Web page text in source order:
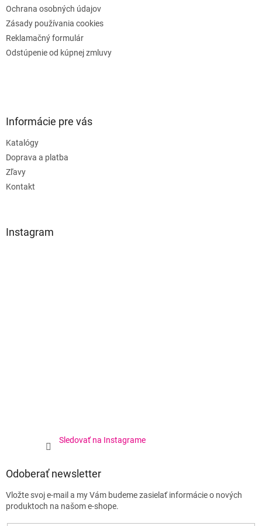
Ochrana osobných údajov
Zásady používania cookies
Reklamačný formulár
Odstúpenie od kúpnej zmluvy
Informácie pre vás
Katalógy
Doprava a platba
Zľavy
Kontakt
Instagram
Sledovať na Instagrame
Odoberať newsletter
Vložte svoj e-mail a my Vám budeme zasielať informácie o nových
produktoch na našom e-shope.